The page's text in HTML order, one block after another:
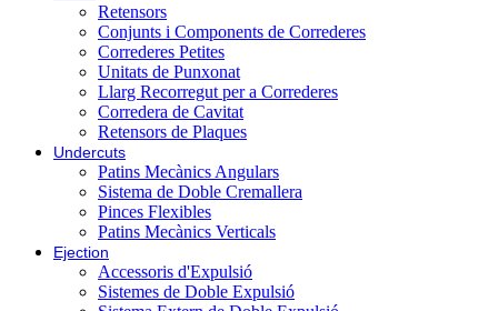
Retensors
Conjunts i Components de Correderes
Correderes Petites
Unitats de Punxonat
Llarg Recorregut per a Correderes
Corredera de Cavitat
Retensors de Plaques
Undercuts
Patins Mecànics Angulars
Sistema de Doble Cremallera
Pinces Flexibles
Patins Mecànics Verticals
Ejection
Accessoris d'Expulsió
Sistemes de Doble Expulsió